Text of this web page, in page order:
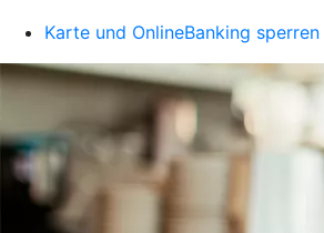
Karte und OnlineBanking sperren